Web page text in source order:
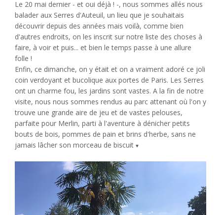
Le 20 mai dernier - et oui déjà ! -, nous sommes allés nous
balader aux Serres d'Auteuil, un lieu que je souhaitais
découvrir depuis des années mais voilà, comme bien
d'autres endroits, on les inscrit sur notre liste des choses à
faire, à voir et puis... et bien le temps passe à une allure
folle !
Enfin, ce dimanche, on y était et on a vraiment adoré ce joli
coin verdoyant et bucolique aux portes de Paris. Les Serres
ont un charme fou, les jardins sont vastes. A la fin de notre
visite, nous nous sommes rendus au parc attenant où l'on y
trouve une grande aire de jeu et de vastes pelouses,
parfaite pour Merlin, parti à l'aventure à dénicher petits
bouts de bois, pommes de pain et brins d'herbe, sans ne
jamais lâcher son morceau de biscuit ♥